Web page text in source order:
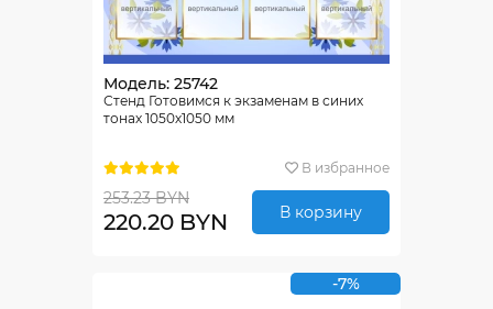
Модель: 25742
Стенд Готовимся к экзаменам в синих
тонах 1050х1050 мм
В избранное
253.23 BYN
220.20 BYN В корзину
-7%